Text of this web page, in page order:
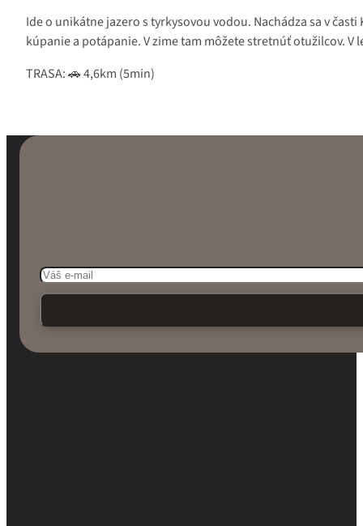
Ide o unikátne jazero s tyrkysovou vodou. Nachádza sa v
kúpanie a potápanie. V zime tam môžete stretnúť otužilcov.
TRASA: 🚗 4,6km (5min)